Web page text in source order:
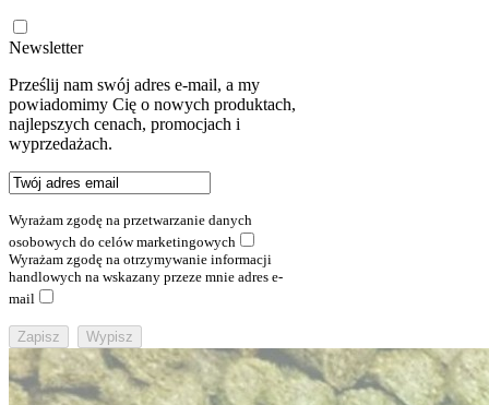
Newsletter
Prześlij nam swój adres e-mail, a my
powiadomimy Cię o nowych produktach,
najlepszych cenach, promocjach i
wyprzedażach.
Wyrażam zgodę na przetwarzanie danych
osobowych do celów marketingowych
Wyrażam zgodę na otrzymywanie informacji
handlowych na wskazany przeze mnie adres e-
mail